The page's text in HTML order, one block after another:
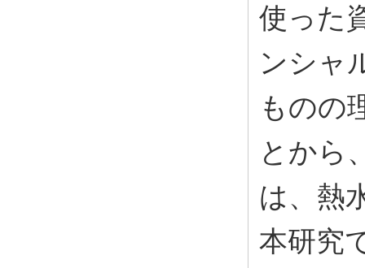
使った
ンシャ
ものの
とから
は、熱
本研究